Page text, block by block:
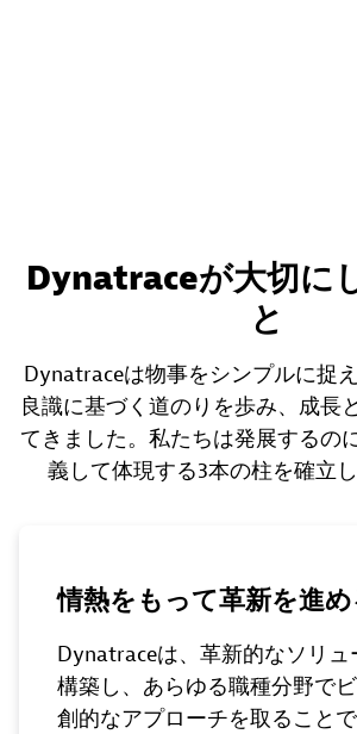
Dynatraceが大切に
と
Dynatraceは物事をシンプルに捉
良識に基づく道のりを歩み、成長
てきました。私たちは発展するの
義して体現する3本の柱を確立し
情熱をもって革新を進め
Dynatraceは、革新的なソリュ
構築し、あらゆる職種分野で
創的なアプローチを取ること